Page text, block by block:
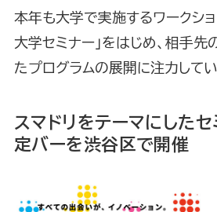
本年も大学で実施するワークショ
大学セミナー」をはじめ、相手先
たプログラムの展開に注力してい
スマドリをテーマにした
定バーを渋谷区で開催